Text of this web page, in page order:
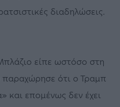
διαδηλώσεις.
είπε ωστόσο στη
παραχώρησε ότι ο Τραμπ
και επομένως δεν έχει